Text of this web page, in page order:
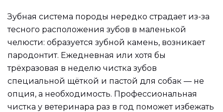
Зубная система породы нередко страдает из-за
тесного расположения зубов в маленькой
челюсти: образуется зубной камень, возникает
пародонтит. Ежедневная или хотя бы
трёхразовая в неделю чистка зубов
специальной щёткой и пастой для собак — не
опция, а необходимость. Профессиональная
чистка у ветеринара раз в год поможет избежать